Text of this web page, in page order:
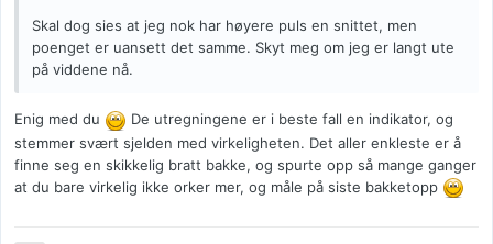
Skal dog sies at jeg nok har høyere puls en snittet, men
poenget er uansett det samme. Skyt meg om jeg er langt ute
på viddene nå.
Enig med du
De utregningene er i beste fall en indikator, og
stemmer svært sjelden med virkeligheten. Det aller enkleste er å
finne seg en skikkelig bratt bakke, og spurte opp så mange ganger
at du bare virkelig ikke orker mer, og måle på siste bakketopp